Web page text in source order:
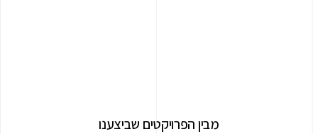
מבין הפרויקטים שביצענו